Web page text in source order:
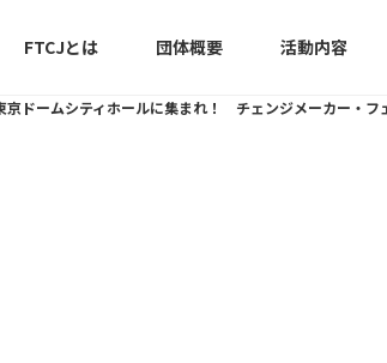
FTCJとは 団体概要 活動内容
ドームシティホールに集まれ！ チェンジメーカー・